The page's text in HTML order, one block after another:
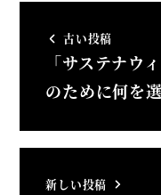
古い投稿
「サステナウ
のために何を
新しい投稿